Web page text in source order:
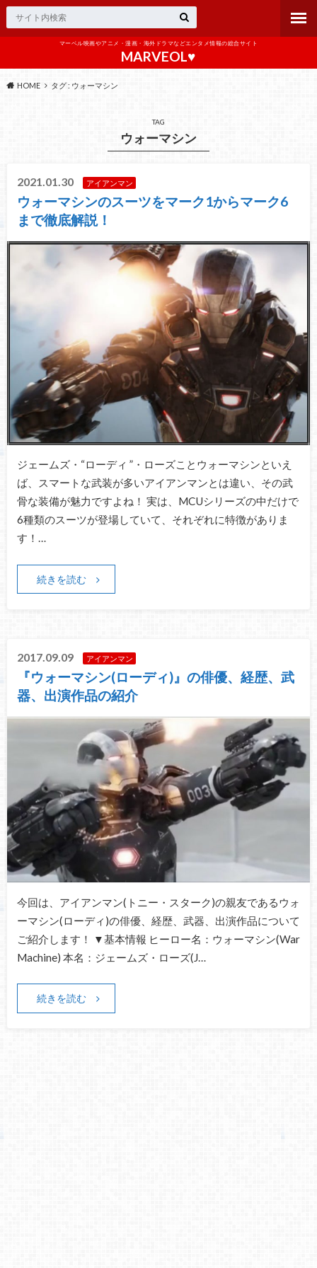
マーベル映画やアニメ・漫画・海外ドラマなどエンタメ情報の総合サイト
MARVEOL♥️
HOME タグ : ウォーマシン
TAG
ウォーマシン
2021.01.30 アイアンマン
ウォーマシンのスーツをマーク1からマーク6
まで徹底解説！
ジェームズ・“ローディ ”・ローズことウォーマシンといえ
ば、スマートな武装が多いアイアンマンとは違い、その武
骨な装備が魅力ですよね！ 実は、MCUシリーズの中だけで
6種類のスーツが登場していて、それぞれに特徴がありま
す！…
続きを読む
2017.09.09 アイアンマン
『ウォーマシン(ローディ)』の俳優、経歴、武
器、出演作品の紹介
今回は、アイアンマン(トニー・スターク)の親友であるウォ
ーマシン(ローディ)の俳優、経歴、武器、出演作品について
ご紹介します！ ▼基本情報 ヒーロー名：ウォーマシン(War
Machine) 本名：ジェームズ・ローズ(J…
続きを読む